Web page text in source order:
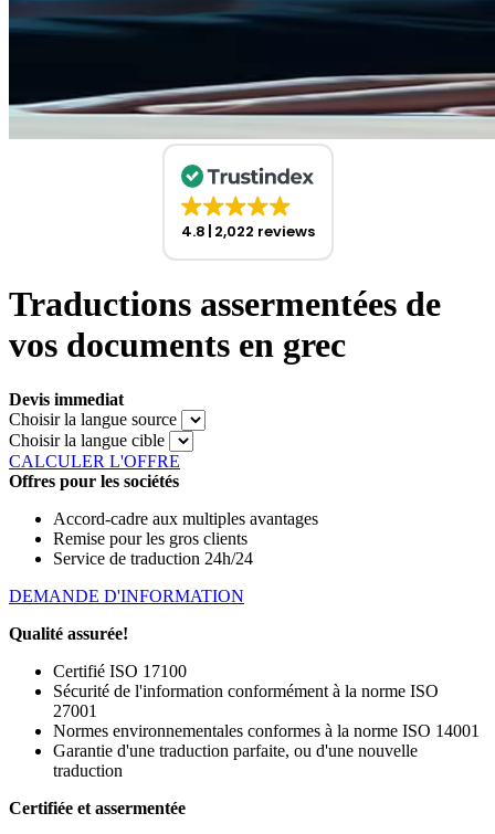
4.8 2,022 reviews
Traductions assermentées de
vos documents en grec
Devis immediat
Choisir la langue source
Choisir la langue cible
CALCULER L'OFFRE
Offres pour les sociétés
Accord-cadre aux multiples avantages
Remise pour les gros clients
Service de traduction 24h/24
DEMANDE D'INFORMATION
Qualité assurée!
Certifié ISO 17100
Sécurité de l'information conformément à la norme ISO
27001
Normes environnementales conformes à la norme ISO 14001
Garantie d'une traduction parfaite, ou d'une nouvelle
traduction
Certifiée et assermentée